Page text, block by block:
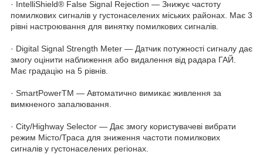
· IntelliShield® False Signal Rejection — Знижує частоту
помилкових сигналів у густонаселених міських районах. Має 3
рівні настроювання для винятку помилкових сигналів.
· Digital Signal Strength Meter — Датчик потужності сигналу дає
змогу оцінити наближення або видалення від радара ГАЙ.
Має градацію на 5 рівнів.
· SmartPowerTM — Автоматично вимикає живлення за
вимкненого запалювання.
· City/Highway Selector — Дає змогу користувачеві вибрати
режим Місто/Траса для зниження частоти помилкових
сигналів у густонаселених регіонах.